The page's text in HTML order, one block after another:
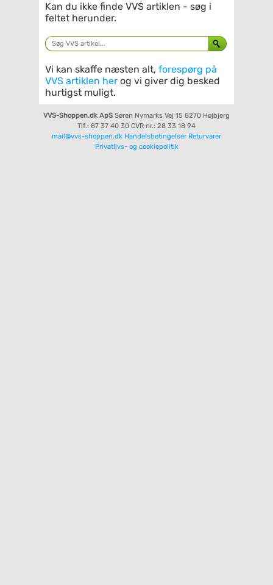
Kan du ikke finde VVS artiklen - søg i
feltet herunder.
Vi kan skaffe næsten alt, forespørg på
VVS artiklen her og vi giver dig besked
hurtigst muligt.
VVS-Shoppen.dk ApS Søren Nymarks Vej 15 8270 Højbjerg
Tlf.: 87 37 40 30 CVR nr.: 28 33 18 94
mail@vvs-shoppen.dk Handelsbetingelser Returvarer
Privatlivs- og cookiepolitik